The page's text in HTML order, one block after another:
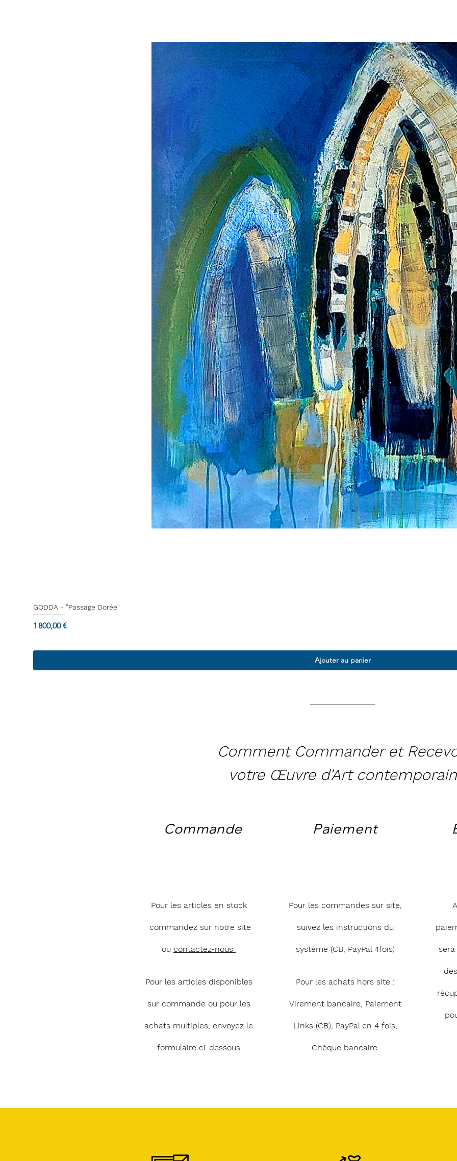
GODDA - "Passage Dorée"
Prix
1 800,00 €
Ajouter au panier
Comment Commander et
votre Œuvre d'Art contemporain
Commande
Pour les articles en stock
commandez sur notre site
ou contactez-nous
Pour les articles disponibles
sur commande ou pour les
achats multiples, envoyez le
formulaire ci-dessous
Paiement
Pour les commandes sur site,
suivez les instructions du
système (CB, PayPal 4fois)
Pour les achats hors site :
Virement bancaire, Paiement
Links (CB), PayPal en 4 fois,
Chèque bancaire.
sera